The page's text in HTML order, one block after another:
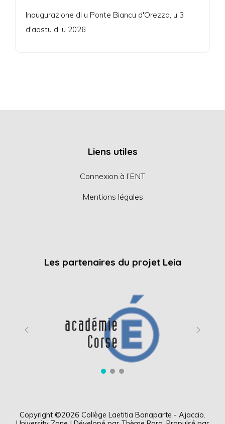
Inaugurazione di u Ponte Biancu d'Orezza, u 3
d'aostu di u 2026
Liens utiles
Connexion à l’ENT
Mentions légales
Les partenaires du projet Leia
Copyright ©2026 Collège Laetitia Bonaparte - Ajaccio